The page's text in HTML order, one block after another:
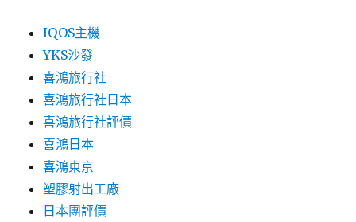
IQOS主機
YKS沙發
喜鴻旅行社
喜鴻旅行社日本
喜鴻旅行社評價
喜鴻日本
喜鴻東京
塑膠射出工廠
日本團評價